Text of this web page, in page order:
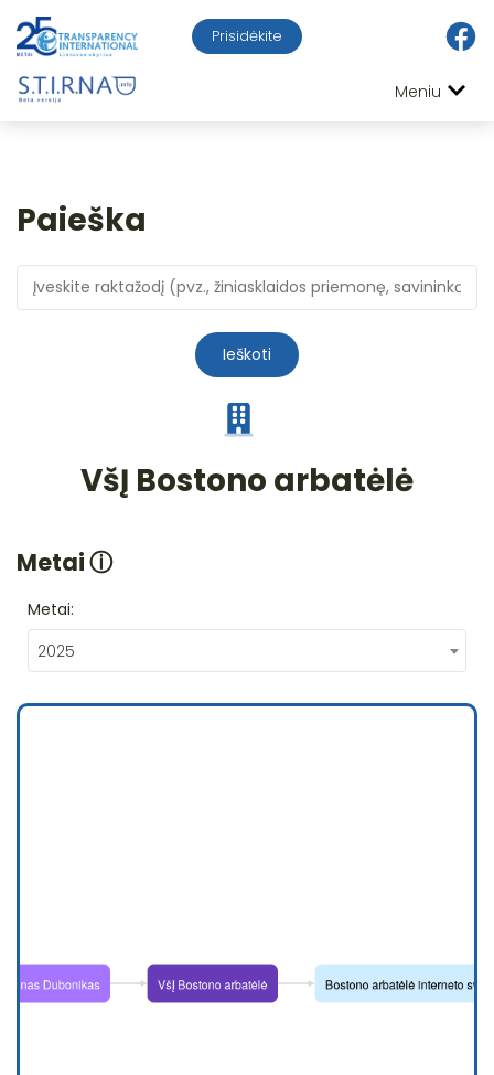
Prisidėkite
Meniu
Paieška
Ieškoti
VšĮ Bostono arbatėlė
Metaiⓘ
Metai:
2025